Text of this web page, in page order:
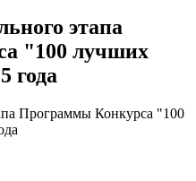
этапа
"100 лучших
года